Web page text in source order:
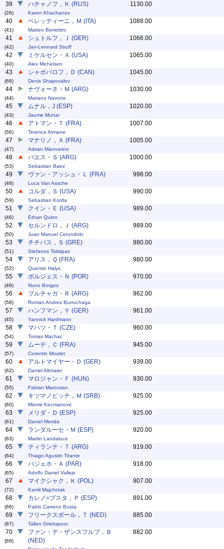
39
(26)
ハチャノフ，Ｋ (RUS)
Karen Khachanov
1130.00
40
(41)
ベレッティーニ，Ｍ (ITA)
Matteo Berrettini
1088.00
41
(42)
シュトルフ，Ｊ (GER)
Jan-Lennard Struff
1066.00
42
(40)
ミケルセン・Ａ (USA)
Alex Michelsen
1065.00
43
(68)
シャポバロフ，Ｄ (CAN)
Denis Shapovalov
1045.00
44
(44)
ナヴォーネ・Ｍ (ARG)
Mariano Navone
1030.00
45
(43)
ムナル，J (ESP)
Jaume Munar
1020.00
46
(56)
アトマン・Ｔ (FRA)
Terence Atmane
1007.00
47
(47)
マナリノ，Ａ (FRA)
Adrian Mannarino
1005.00
48
(53)
バエス・Ｓ (ARG)
Sebastian Baez
1000.00
49
(48)
ヴァン・アッシュ・Ｌ (FRA)
Luca Van Assche
998.00
50
(59)
コルダ，Ｓ (USA)
Sebastian Korda
990.00
51
(46)
クイン・Ｅ (USA)
Ethan Quinn
989.00
52
(50)
セルンドロ，Ｊ (ARG)
Juan Manuel Cerundolo
989.00
53
(51)
チチパス，Ｓ (GRE)
Stefanos Tsitsipas
980.00
54
(52)
アリス，Ｑ (FRA)
Quentin Halys
980.00
55
(49)
ボルジェス・Ｎ (POR)
Nuno Borges
970.00
56
(58)
ブルチャガ・Ｒ (ARG)
Roman Andres Burruchaga
962.00
57
(45)
ハンフマン，Ｙ (GER)
Yannick Hanfmann
961.00
58
(54)
マハツ・Ｔ (CZE)
Tomas Machac
960.00
59
(57)
ムーテ，Ｃ (FRA)
Corentin Moutet
945.00
60
(62)
アルトマイヤー・Ｄ (GER)
Daniel Altmaier
939.00
61
(55)
マロジャン・Ｆ (HUN)
Fabian Marozsan
930.00
62
(60)
キツマノビッチ，Ｍ (SRB)
Miomir Kecmanovic
925.00
63
(61)
メリダ・Ｄ (ESP)
Daniel Merida
925.00
64
(63)
ランダルーセ・Ｍ (ESP)
Martin Landaluce
920.00
65
(64)
ティランテ・Ｔ (ARG)
Thiago Agustin Tirante
919.00
66
(65)
バジェホ・Ａ (PAR)
Adolfo Daniel Vallejo
918.00
67
(72)
マイクシャク，Ｋ (POL)
Kamil Majchrzak
907.00
68
(66)
カレノ=ブスタ，Ｐ (ESP)
Pablo Carreno Busta
891.00
69
(67)
フリークスポール，Ｔ (NED)
Tallon Griekspoor
885.00
70
(69)
ファン・デ・ザンスフルプ，Ｂ
(NED)
882.00